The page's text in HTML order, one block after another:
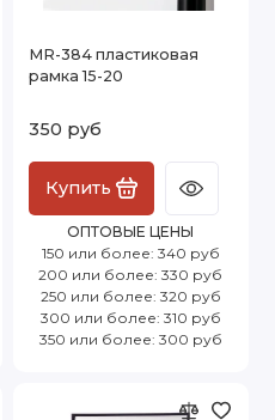
MR-384 пластиковая
рамка 15-20
350 руб
Купить
ОПТОВЫЕ ЦЕНЫ
150 или более: 340 руб
200 или более: 330 руб
250 или более: 320 руб
300 или более: 310 руб
350 или более: 300 руб